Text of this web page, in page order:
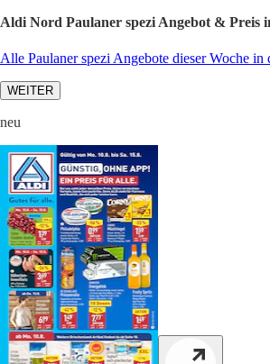
Aldi Nord Paulaner spezi Angebot & Preis
Alle Paulaner spezi Angebote dieser Woche in
WEITER
neu